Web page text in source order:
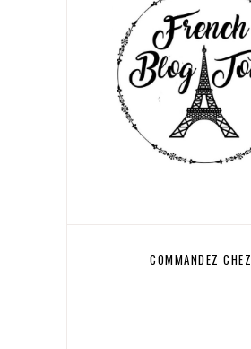
COMMANDEZ CHEZ